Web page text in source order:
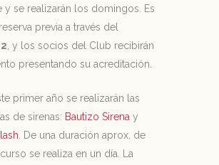
y se realizarán los domingos. Es
previa a través del
, y los socios del Club recibirán
presentando su acreditación.
primer año se realizarán las
de sirenas: Bautizo Sirena y
. De una duración aprox. de
se realiza en un día. La